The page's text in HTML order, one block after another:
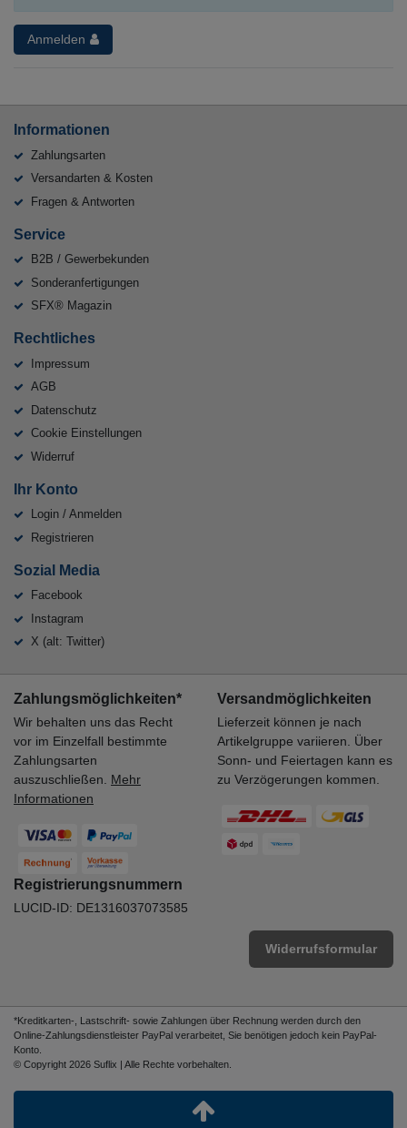
Anmelden
Informationen
Zahlungsarten
Versandarten & Kosten
Fragen & Antworten
Service
B2B / Gewerbekunden
Sonderanfertigungen
SFX® Magazin
Rechtliches
Impressum
AGB
Datenschutz
Cookie Einstellungen
Widerruf
Ihr Konto
Login / Anmelden
Registrieren
Sozial Media
Facebook
Instagram
X (alt: Twitter)
Zahlungsmöglichkeiten*
Wir behalten uns das Recht
vor im Einzelfall bestimmte
Zahlungsarten
auszuschließen. Mehr
Informationen
Versandmöglichkeiten
Lieferzeit können je nach
Artikelgruppe variieren. Über
Sonn- und Feiertagen kann es
zu Verzögerungen kommen.
Registrierungsnummern
LUCID-ID: DE1316037073585
Widerrufsformular
*Kreditkarten-, Lastschrift- sowie Zahlungen über Rechnung werden durch den
Online-Zahlungsdienstleister PayPal verarbeitet, Sie benötigen jedoch kein PayPal-
Konto.
© Copyright 2026 Suflix | Alle Rechte vorbehalten.